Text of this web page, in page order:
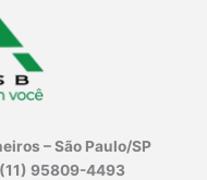
– São Paulo/SP
95809-4493